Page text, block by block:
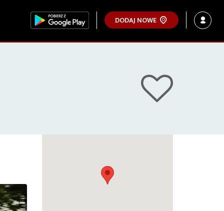
DODAJ NOWE